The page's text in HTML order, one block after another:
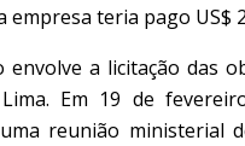
empresa teria pago US$
envolve a licitação das
Em 19 de
reunião ministerial